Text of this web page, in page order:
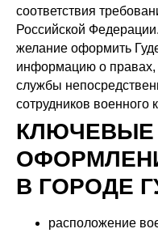
соответствия
Российской
желание оформить
информацию о правах,
службы
сотрудников военного
КЛЮЧЕВЫЕ
В ГОРОДЕ
расположение